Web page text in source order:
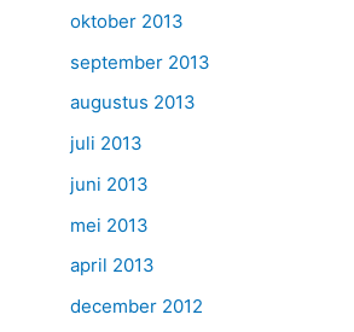
oktober 2013
september 2013
augustus 2013
juli 2013
juni 2013
mei 2013
april 2013
december 2012